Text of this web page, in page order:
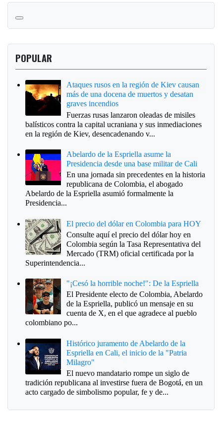
POPULAR
Ataques rusos en la región de Kiev causan
más de una docena de muertos y desatan
graves incendios
Fuerzas rusas lanzaron oleadas de misiles
balísticos contra la capital ucraniana y sus inmediaciones
en la región de Kiev, desencadenando v...
Abelardo de la Espriella asume la
Presidencia desde una base militar de Cali
En una jornada sin precedentes en la historia
republicana de Colombia, el abogado
Abelardo de la Espriella asumió formalmente la
Presidencia...
El precio del dólar en Colombia para HOY
Consulte aquí el precio del dólar hoy en
Colombia según la Tasa Representativa del
Mercado (TRM) oficial certificada por la
Superintendencia...
"¡Cesó la horrible noche!": De la Espriella
El Presidente electo de Colombia, Abelardo
de la Espriella, publicó un mensaje en su
cuenta de X, en el que agradece al pueblo
colombiano po...
Histórico juramento de Abelardo de la
Espriella en Cali, el inicio de la "Patria
Milagro"
El nuevo mandatario rompe un siglo de
tradición republicana al investirse fuera de Bogotá, en un
acto cargado de simbolismo popular, fe y de...